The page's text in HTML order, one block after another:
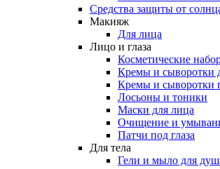
Средства защиты от
Макияж
Для лица
Лицо и глаза
Косметические
Кремы и сыворотки
Кремы и сыворотки
Лосьоны и тоники
Маски для лица
Очищение и
Патчи под глаза
Для тела
Гели и мыло для